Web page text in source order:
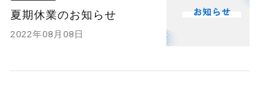
夏期休業のお知らせ
2022年08月08日